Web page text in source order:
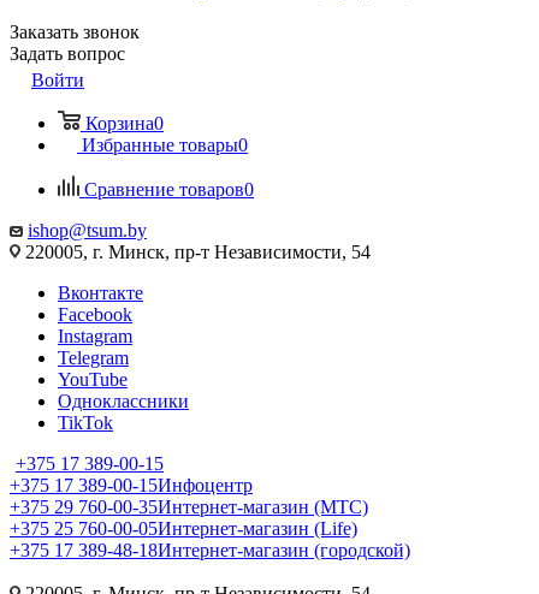
Заказать звонок
Задать вопрос
Войти
Корзина0
Избранные товары0
Сравнение товаров0
ishop@tsum.by
220005, г. Минск, пр-т Независимости, 54
Вконтакте
Facebook
Instagram
Telegram
YouTube
Одноклассники
TikTok
+375 17 389-00-15
+375 17 389-00-15Инфоцентр
+375 29 760-00-35Интернет-магазин (МТС)
+375 25 760-00-05Интернет-магазин (Life)
+375 17 389-48-18Интернет-магазин (городской)